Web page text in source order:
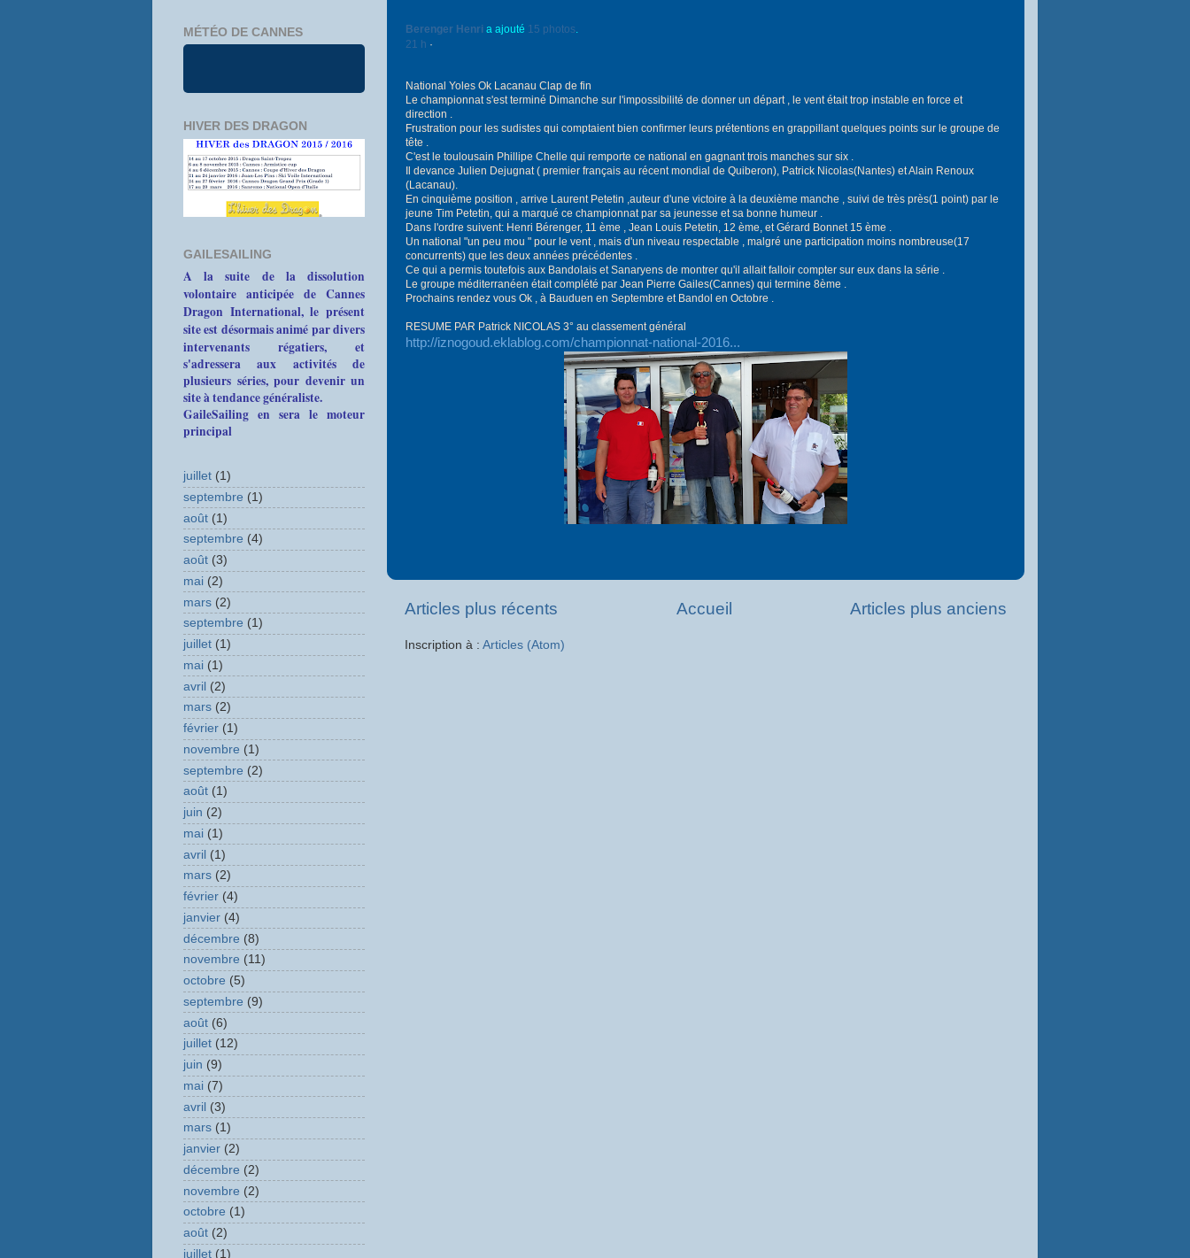
Berenger Henri a ajouté 15 photos.
21 h ·
National Yoles Ok Lacanau Clap de fin
Le championnat s'est terminé Dimanche sur l'impossibilité de donner un départ , le vent était trop instable en force et
direction .
Frustration pour les sudistes qui comptaient bien confirmer leurs prétentions en grappillant quelques points sur le groupe de
tête .
C'est le toulousain Phillipe Chelle qui remporte ce national en gagnant trois manches sur six .
Il devance Julien Dejugnat ( premier français au récent mondial de Quiberon), Patrick Nicolas(Nantes) et Alain Renoux
(Lacanau).
En cinquième position , arrive Laurent Petetin ,auteur d'une victoire à la deuxième manche , suivi de très près(1 point) par le
jeune Tim Petetin, qui a marqué ce championnat par sa jeunesse et sa bonne humeur .
Dans l'ordre suivent: Henri Bérenger, 11 ème , Jean Louis Petetin, 12 ème, et Gérard Bonnet 15 ème .
Un national "un peu mou " pour le vent , mais d'un niveau respectable , malgré une participation moins nombreuse(17
concurrents) que les deux années précédentes .
Ce qui a permis toutefois aux Bandolais et Sanaryens de montrer qu'il allait falloir compter sur eux dans la série .
Le groupe méditerranéen était complété par Jean Pierre Gailes(Cannes) qui termine 8ème .
Prochains rendez vous Ok , à Bauduen en Septembre et Bandol en Octobre .
RESUME PAR Patrick NICOLAS 3° au classement général
http://iznogoud.eklablog.com/championnat-national-2016...
Articles plus récents Articles plus anciens
Accueil
Inscription à : Articles (Atom)
MÉTÉO DE CANNES
HIVER DES DRAGON
GAILESAILING
A la suite de la dissolution
volontaire anticipée de Cannes
Dragon International, le présent
site est désormais animé par divers
intervenants régatiers, et
s'adressera aux activités de
plusieurs séries, pour devenir un
site à tendance généraliste.
GaileSailing en sera le moteur
principal
juillet (1)
septembre (1)
août (1)
septembre (4)
août (3)
mai (2)
mars (2)
septembre (1)
juillet (1)
mai (1)
avril (2)
mars (2)
février (1)
novembre (1)
septembre (2)
août (1)
juin (2)
mai (1)
avril (1)
mars (2)
février (4)
janvier (4)
décembre (8)
novembre (11)
octobre (5)
septembre (9)
août (6)
juillet (12)
juin (9)
mai (7)
avril (3)
mars (1)
janvier (2)
décembre (2)
novembre (2)
octobre (1)
août (2)
juillet (1)